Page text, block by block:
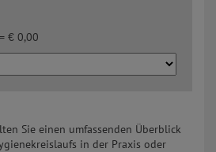
€ 0,00
Sie einen umfassenden Überblick
in der Praxis oder